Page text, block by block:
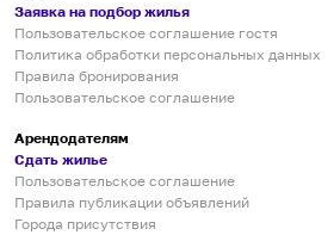
Заявка на подбор жилья
Пользовательское соглашение гостя
Политика обработки персональных данных
Правила бронирования
Пользовательское соглашение
Арендодателям
Сдать жилье
Пользовательское соглашение
Правила публикации объявлений
Города присутствия